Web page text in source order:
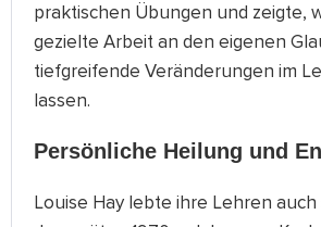
praktischen Übungen und zeigte,
gezielte Arbeit an den eigenen
tiefgreifende Veränderungen im
lassen.
Persönliche Heilung und
Louise Hay lebte ihre Lehren auch